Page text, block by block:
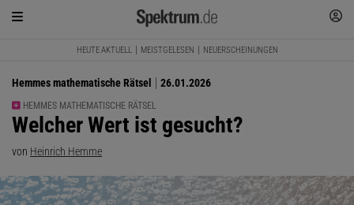
HEUTE AKTUELL MEISTGELESEN NEUERSCHEINUNGEN
Hemmes mathematische Rätsel 26.01.2026
HEMMES MATHEMATISCHE RÄTSEL
:
Welcher Wert ist gesucht?
von Heinrich Hemme